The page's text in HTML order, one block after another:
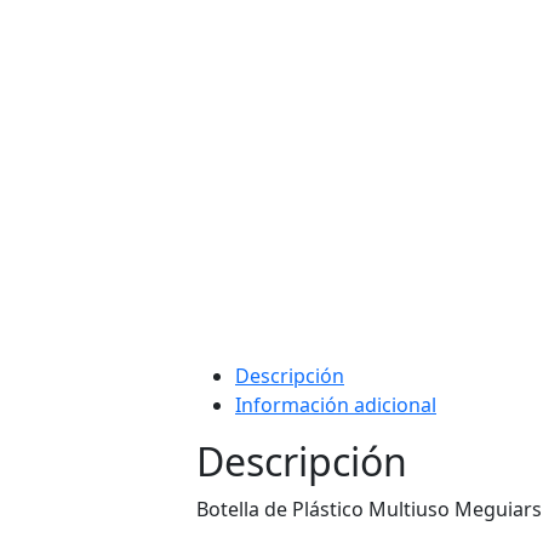
Descripción
Información adicional
Descripción
Botella de Plástico Multiuso